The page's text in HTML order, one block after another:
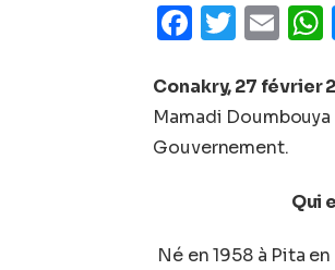
Conakry, 27 février
Mamadi
Gouvernement.
Qui
Né en 1958 à Pita